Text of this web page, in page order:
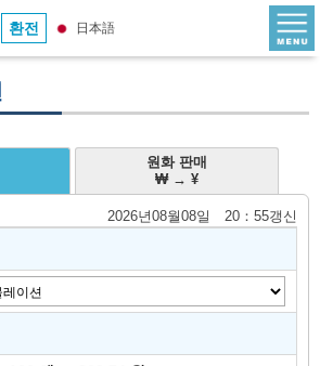
환전 日本語
원화 판매
₩ → ¥
2026년08월08일 20：55갱신